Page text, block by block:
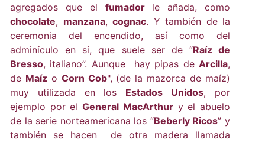
agregados que el fumadorle añada, como
chocolate, manzana, cognac. Y también de la
ceremonia del encendido, así como del
adminículo en sí, que suele ser de “Raíz de
Bresso, italiano”. Aunque hay pipas de Arcilla,
de Maízo Corn Cob", (de la mazorca de maíz)
muy utilizada en los Estados Unidos, por
ejemplo por elGeneral MacArthury el abuelo
de la serie norteamericana los “Beberly Ricos” y
también se hacen de otra madera llamada